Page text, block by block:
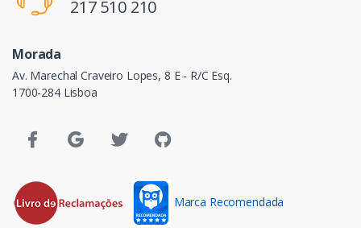
217 510 210
Morada
Av. Marechal Craveiro Lopes, 8 E - R/C Esq.
1700-284 Lisboa
Marca Recomendada